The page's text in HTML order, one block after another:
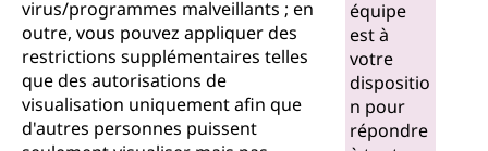
virus/programmes malveillants ; en
outre, vous pouvez appliquer des
restrictions supplémentaires telles
que des autorisations de
visualisation uniquement afin que
d'autres personnes puissent
équipe
est à
votre
dispositio
n pour
répondre